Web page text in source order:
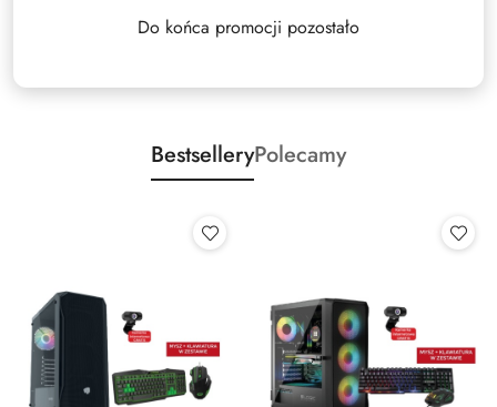
Do końca promocji pozostało
BestselleryPolecamy